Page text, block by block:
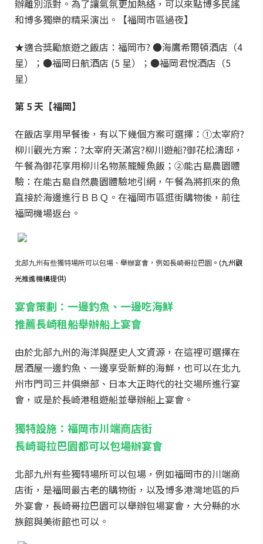
辦離別派對。為了讓氣氛更加熱絡，可以來點博多民謠
和博多獨樂的精采演出。【福岡市區過夜】
★適合獎勵旅遊之飯店：福岡市? ●海鷹希爾頓酒店（4
星）；●福岡日航酒店 (5 星）；●福岡君悅酒店（5
星）
第 5 天【福岡】
在飯店享用早餐後，有以下幾個方案可選擇：①太宰府?
柳川觀光方案：?太宰府天滿宮?柳川遊船?御花松濤邸，
午餐為御花享用柳川名物蒸籠鰻魚飯；②能古島農園體
驗：在能古島自然農園體驗地引網，午餐為將抓來的魚
直接於海邊進行ＢＢＱ。在福岡市區逛街購物後，前往
福岡機場返台。
北部九州有些獨特場所可以包場、舉辦宴會，例如長崎哥拉巴園 。(九州觀
光推進機構提供)
宴會策劃：一邊釣魚、一邊吃海鮮
推薦長崎租船舉辦船上宴會
由於北部九州的海洋與歷史人文資源，在這裡可選擇在
居酒屋一邊釣魚、一邊享受新鮮的海鮮，也可以在北九
州市門司三井俱樂部、日本大正時代的社交場所進行宴
會，或是於長崎港租遊船並舉辦船上宴會。
獨特設施：福岡市川端商店街
長崎哥拉巴園都可以包場辦宴會
北部九州有些獨特場所可以包場，例如福岡市的川端商
店街，是福岡最古老的購物街，以及博多港灣地區的戶
外宴會，長崎哥拉巴園可以舉辦包場宴會，大分縣的水
族館與美術館也可以。